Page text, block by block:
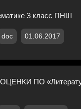
3 класс ПНШ
doc 01.06.2017
ПО